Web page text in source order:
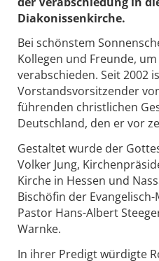
Diakonissenkirche.
Bei schönstem
Kollegen und Freunde,
verabschieden. Seit 2002
Vorstandsvorsitzender
führenden christlichen
Deutschland, den er vor
Gestaltet wurde der
Volker Jung,
Kirche in Hessen und
Bischöfin der
Pastor Hans-Albert
Warnke.
In ihrer Predigt würdigte